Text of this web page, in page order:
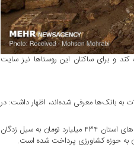
و برای ساکنان این روستاها نیز سایت
۲۹ هزار و ۴۹۰ مورد برای دریافت تسهیلات به بانک‌ها معرفی شده‌اند، اظهار داشت: در
وی با بیان اینکه ۲۳ هزار و ۹۲۴ مورد نیز موفق به دریافت تسهیلات شده‌اند، افزود: در مجموع بانک‌های استان ۴۳۴ میلیارد تومان به سیل زدگان